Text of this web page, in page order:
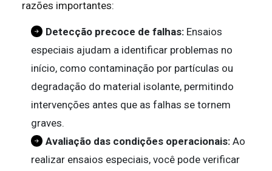
razões importantes:
Detecção precoce de falhas: Ensaios
especiais ajudam a identificar problemas no
início, como contaminação por partículas ou
degradação do material isolante, permitindo
intervenções antes que as falhas se tornem
graves.
Avaliação das condições operacionais: Ao
realizar ensaios especiais, você pode verificar